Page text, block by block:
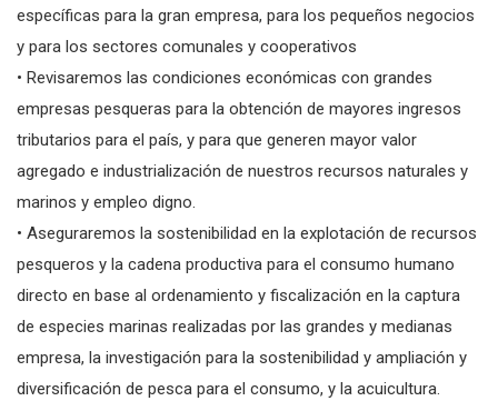
específicas para la gran empresa, para los pequeños negocios
y para los sectores comunales y cooperativos
• Revisaremos las condiciones económicas con grandes
empresas pesqueras para la obtención de mayores ingresos
tributarios para el país, y para que generen mayor valor
agregado e industrialización de nuestros recursos naturales y
marinos y empleo digno.
• Aseguraremos la sostenibilidad en la explotación de recursos
pesqueros y la cadena productiva para el consumo humano
directo en base al ordenamiento y fiscalización en la captura
de especies marinas realizadas por las grandes y medianas
empresa, la investigación para la sostenibilidad y ampliación y
diversificación de pesca para el consumo, y la acuicultura.